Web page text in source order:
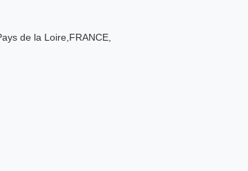
de la Loire,FRANCE,